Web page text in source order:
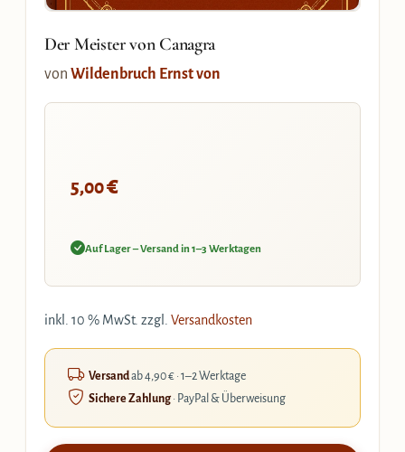
Der Meister von Canagra
von Wildenbruch Ernst von
5,00€
Auf Lager – Versand in 1–3 Werktagen
inkl. 10 % MwSt. zzgl. Versandkosten
Versandab 4,90 € · 1–2 Werktage
Sichere Zahlung· PayPal & Überweisung